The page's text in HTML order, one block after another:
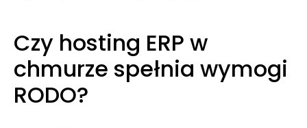
Czy hosting ERP w
chmurze spełnia wymogi
RODO?